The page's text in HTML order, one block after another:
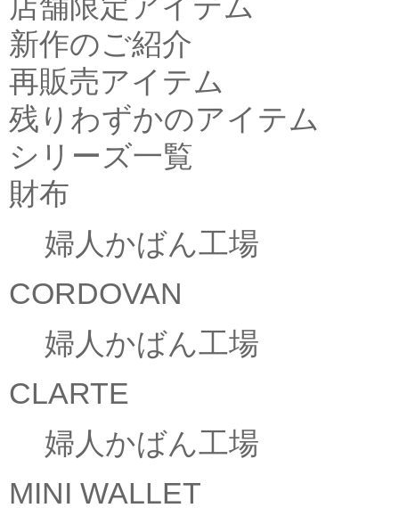
新作のご紹介
再販売アイテム
残りわずかのアイテム
シリーズ一覧
財布
婦人かばん工場
CORDOVAN
婦人かばん工場
CLARTE
婦人かばん工場
MINI WALLET